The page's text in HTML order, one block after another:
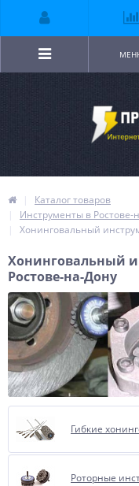
Каталог товаров
Инструменты в Ростове-
Хонинговальный
Хонинговальный
Ростове-на-Дону
Гибкие
Роторные